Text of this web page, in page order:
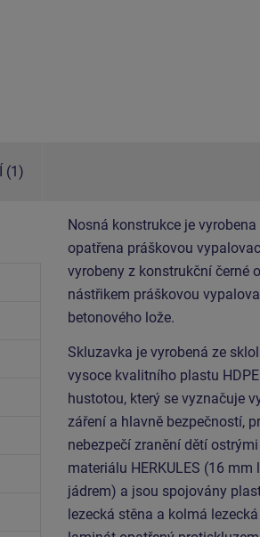
(1)
Nosná konstrukce je
opatřena práškovou
vyrobeny z konstrukční černé
nástřikem práškovou
betonového lože.
Skluzavka je vyrobená ze
vysoce kvalitního plastu
hustotou, který se vyznačuje
záření a hlavně bezpečností,
nebezpečí zranění dětí
materiálu HERKULES (16
jádrem) a jsou spojovány
lezecká stěna a kolmá